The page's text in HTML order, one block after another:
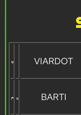
VIARDOT
BARTI